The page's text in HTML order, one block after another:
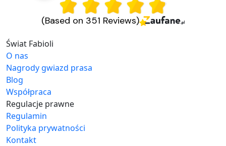
(Based on 351 Reviews)
Świat Fabioli
O nas
Nagrody gwiazd prasa
Blog
Współpraca
Regulacje prawne
Regulamin
Polityka prywatności
Kontakt